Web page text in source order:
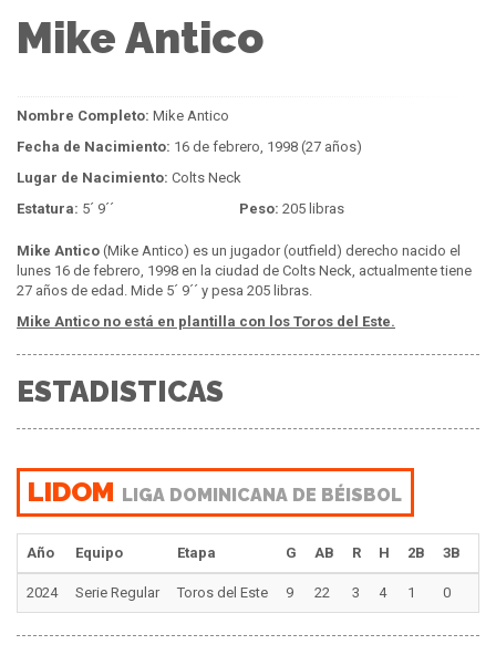
Mike Antico
Nombre Completo: Mike Antico
Fecha de Nacimiento: 16 de febrero, 1998 (27 años)
Lugar de Nacimiento: Colts Neck
Estatura: 5´ 9´´ Peso: 205 libras
Mike Antico (Mike Antico) es un jugador (outfield) derecho nacido el
lunes 16 de febrero, 1998 en la ciudad de Colts Neck, actualmente tiene
27 años de edad. Mide 5´ 9´´ y pesa 205 libras.
Mike Antico no está en plantilla con los Toros del Este.
ESTADISTICAS
LIDOM LIGA DOMINICANA DE BÉISBOL
Año Equipo Etapa G AB R H 2B 3B
2024 Serie Regular Toros del Este 9 22 3 4 1 0